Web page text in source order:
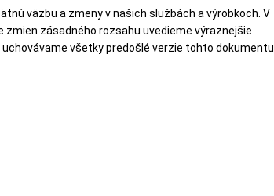
väzbu a zmeny v našich službách a výrobkoch. V
zásadného rozsahu uvedieme výraznejšie
všetky predošlé verzie tohto dokumentu.